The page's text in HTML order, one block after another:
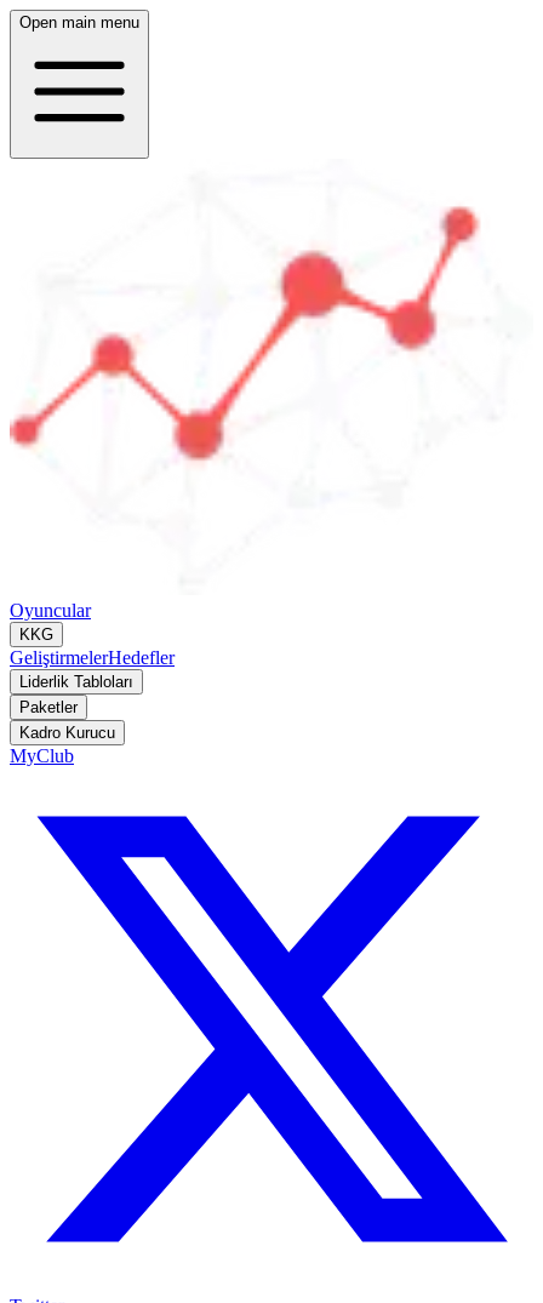
Open main menu
Oyuncular
KKG
GeliştirmelerHedefler
Liderlik Tabloları
Paketler
Kadro Kurucu
MyClub